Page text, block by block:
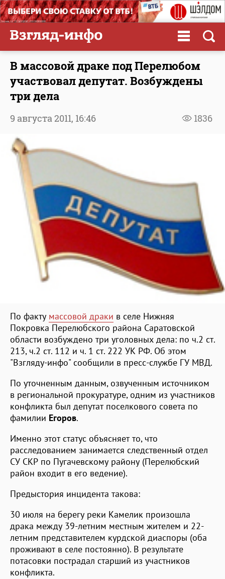
В массовой драке под Перелюбом
участвовал депутат. Возбуждены
три дела
1836
9 августа 2011, 16:46
По факту массовой драки в селе Нижняя
Покровка Перелюбского района Саратовской
области возбуждено три уголовных дела: по ч.2 ст.
213, ч.2 ст. 112 и ч. 1 ст. 222 УК РФ. Об этом
"Взгляду-инфо" сообщили в пресс-службе ГУ МВД.
По уточненным данным, озвученным источником
в региональной прокуратуре, одним из участников
конфликта был депутат поселкового совета по
фамилии Егоров.
Именно этот статус объясняет то, что
расследованием занимается следственный отдел
СУ СКР по Пугачевскому району (Перелюбский
район входит в его ведение).
Предыстория инцидента такова:
30 июля на берегу реки Камелик произошла
драка между 39-летним местным жителем и 22-
летним представителем курдской диаспоры (оба
проживают в селе постоянно). В результате
потасовки пострадал старший из участников
конфликта.